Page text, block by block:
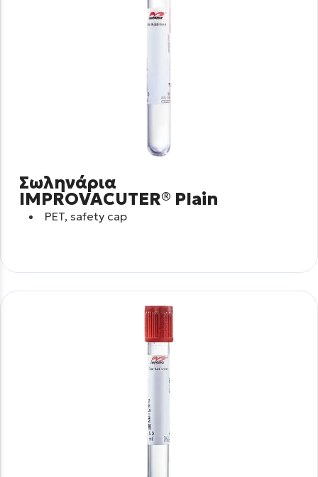
Σωληνάρια
IMPROVACUTER® Plain
PET, safety cap